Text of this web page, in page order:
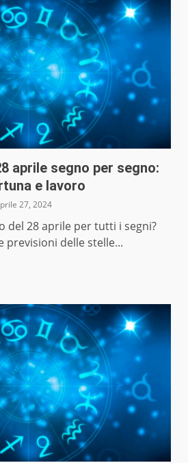
aprile segno per segno:
e lavoro
27, 2024
del 28 aprile per tutti i segni?
previsioni delle stelle...